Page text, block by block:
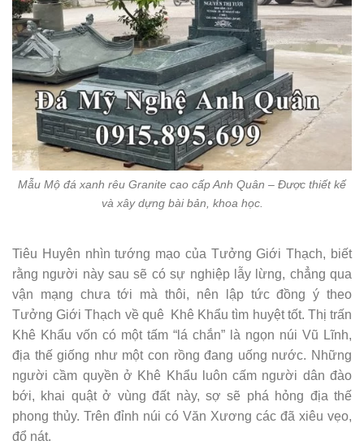
Mẫu Mộ đá xanh rêu Granite cao cấp Anh Quân – Được thiết kế
và xây dựng bài bản, khoa học.
Tiêu Huyên nhìn tướng mạo của Tưởng Giới Thạch, biết
rằng người này sau sẽ có sự nghiệp lẫy lừng, chẳng qua
vận mạng chưa tới mà thôi, nên lập tức đồng ý theo
Tưởng Giới Thạch về quê Khê Khẩu tìm huyệt tốt. Thị trấn
Khê Khẩu vốn có một tấm “lá chắn” là ngọn núi Vũ Lĩnh,
địa thế giống như một con rồng đang uống nước. Những
người cầm quyền ở Khê Khẩu luôn cấm người dân đào
bới, khai quật ở vùng đất này, sợ sẽ phá hỏng địa thế
phong thủy. Trên đỉnh núi có Văn Xương các đã xiêu vẹo,
đổ nát.